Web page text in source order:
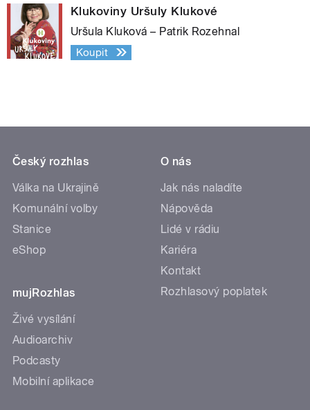
Klukoviny Uršuly Klukové
Uršula Kluková – Patrik Rozehnal
Koupit
Český rozhlas
Válka na Ukrajině
Komunální volby
Stanice
eShop
mujRozhlas
Živé vysílání
Audioarchiv
Podcasty
Mobilní aplikace
O nás
Jak nás naladíte
Nápověda
Lidé v rádiu
Kariéra
Kontakt
Rozhlasový poplatek